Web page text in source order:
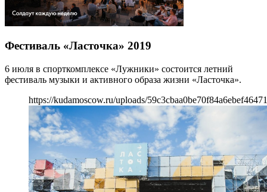
Фестиваль «Ласточка» 2019
6 июля в спорткомплексе «Лужники» состоится летний
фестиваль музыки и активного образа жизни «Ласточка».
https://kudamoscow.ru/uploads/